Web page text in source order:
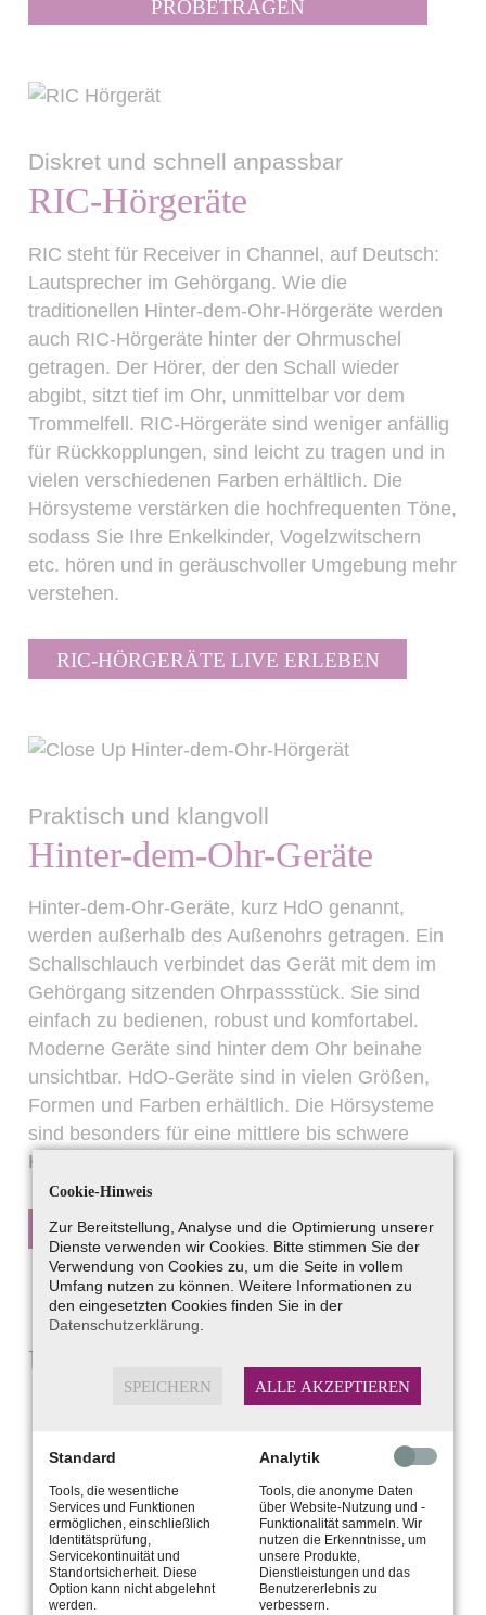
PROBETRAGEN
Diskret und schnell anpassbar
RIC-Hörgeräte
RIC steht für Receiver in Channel, auf Deutsch:
Lautsprecher im Gehörgang. Wie die
traditionellen Hinter-dem-Ohr-Hörgeräte werden
auch RIC-Hörgeräte hinter der Ohrmuschel
getragen. Der Hörer, der den Schall wieder
abgibt, sitzt tief im Ohr, unmittelbar vor dem
Trommelfell. RIC-Hörgeräte sind weniger anfällig
für Rückkopplungen, sind leicht zu tragen und in
vielen verschiedenen Farben erhältlich. Die
Hörsysteme verstärken die hochfrequenten Töne,
sodass Sie Ihre Enkelkinder, Vogelzwitschern
etc. hören und in geräuschvoller Umgebung mehr
verstehen.
RIC-HÖRGERÄTE LIVE ERLEBEN
Praktisch und klangvoll
Hinter-dem-Ohr-Geräte
Hinter-dem-Ohr-Geräte, kurz HdO genannt,
werden außerhalb des Außenohrs getragen. Ein
Schallschlauch verbindet das Gerät mit dem im
Gehörgang sitzenden Ohrpassstück. Sie sind
einfach zu bedienen, robust und komfortabel.
Moderne Geräte sind hinter dem Ohr beinahe
unsichtbar. HdO-Geräte sind in vielen Größen,
Formen und Farben erhältlich. Die Hörsysteme
sind besonders für eine mittlere bis schwere
Hörminderung geeignet.
HDO-GERÄTE JETZT TESTEN
Unsere Marken
Cookie-Hinweis
Zur Bereitstellung, Analyse und die Optimierung unserer
Dienste verwenden wir Cookies. Bitte stimmen Sie der
Verwendung von Cookies zu, um die Seite in vollem
Umfang nutzen zu können. Weitere Informationen zu
den eingesetzten Cookies finden Sie in der
Datenschutzerklärung
SPEICHERN ALLE AKZEPTIEREN
Standard
Tools, die wesentliche
Services und Funktionen
ermöglichen, einschließlich
Identitätsprüfung,
Servicekontinuität und
Standortsicherheit. Diese
Option kann nicht abgelehnt
werden.
Analytik
Tools, die anonyme Daten
über Website-Nutzung und -
Funktionalität sammeln. Wir
nutzen die Erkenntnisse, um
unsere Produkte,
Dienstleistungen und das
Benutzererlebnis zu
verbessern.